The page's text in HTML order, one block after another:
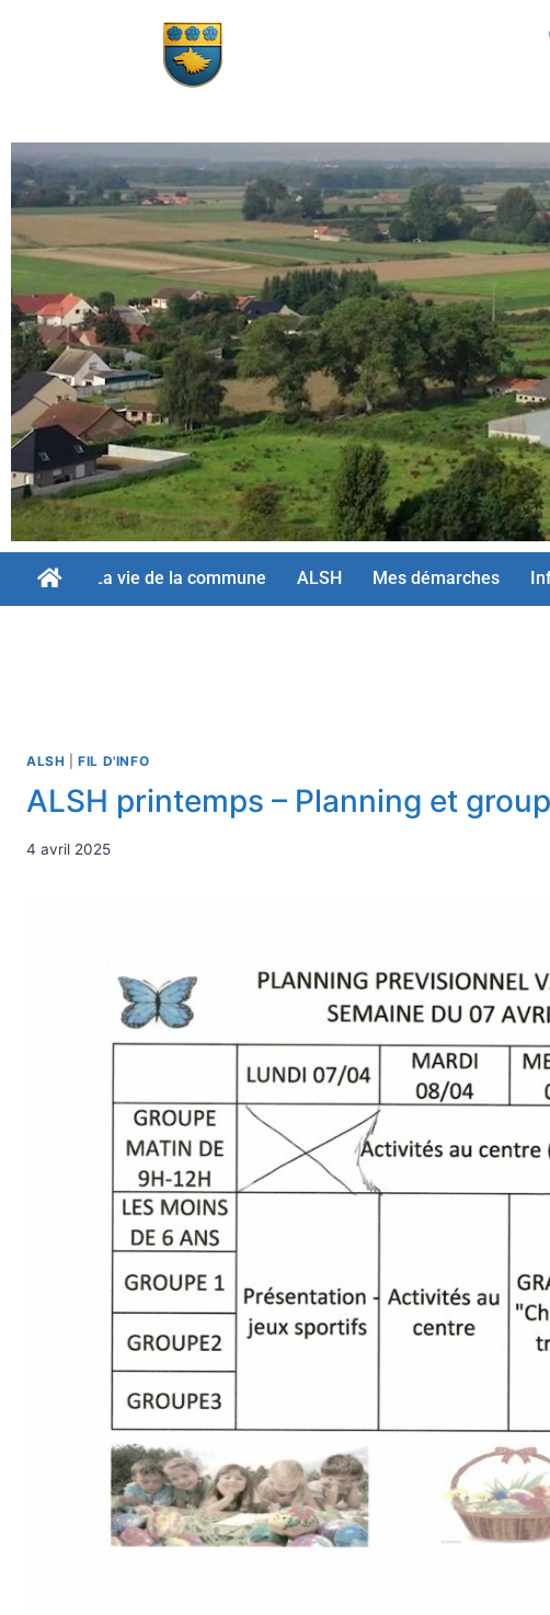
La vie de la commune ALSH Mes démarches
ALSH |FIL D'INFO
ALSH printemps – Planning et
4 avril 2025